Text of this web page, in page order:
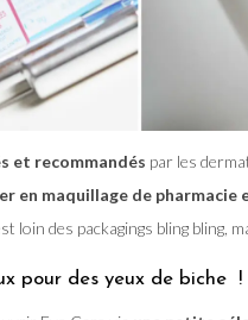
et recommandés par les
en maquillage de pharmacie
loin des packagings bling bling,
pour des yeux de biche !